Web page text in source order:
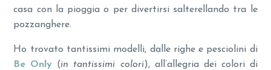
casa con la pioggia o per divertirsi salterellando tra le
pozzanghere.
Ho trovato tantissimi modelli, dalle righe e pesciolini di
Be Only (in tantissimi colori), all’allegria dei colori di